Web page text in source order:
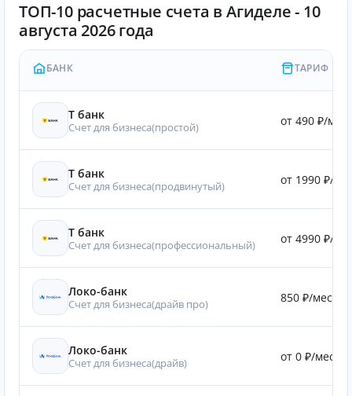
ТОП-10 расчетные счета в Агиделе - 10
августа 2026 года
БАНК ТАРИФ
Т банк
Счет для бизнеса(простой) от 490 ₽/мес.
Т банк
Счет для бизнеса(продвинутый) от 1990 ₽/
Т банк
Счет для бизнеса(профессиональный) от 4990 ₽/
Локо-банк
Счет для бизнеса(драйв про) 850 ₽/мес.
Локо-банк
Счет для бизнеса(драйв) от 0 ₽/мес.